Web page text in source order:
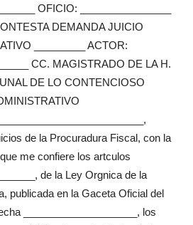
OFICIO: ________________
DEMANDA JUICIO
_________ ACTOR:
CC. MAGISTRADO DE LA H.
DE LO CONTENCIOSO
de la Procuradura Fiscal, con la
me confiere los artculos
de la Ley Orgnica de la
publicada en la Gaceta Oficial del
____________________, los